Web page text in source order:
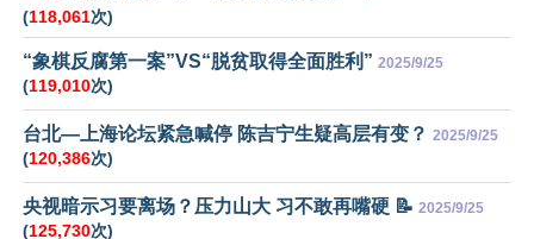
(118,061次)
“象棋反腐第一案”VS“脱贫取得全面胜利” 2025/9/25
(119,010次)
台北—上海论坛紧急喊停 陈吉宁生疑高层有变？ 2025/9/25
(120,386次)
央视暗示习要离场？压力山大 习不敢再嘴硬 📝 2025/9/25
(125,730次)